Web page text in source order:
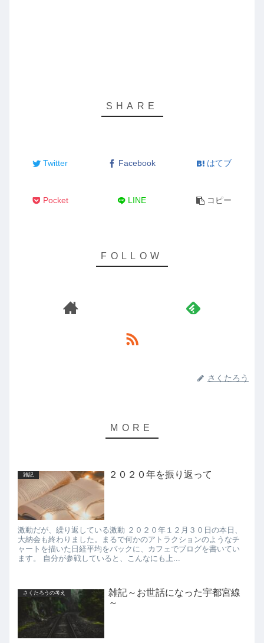
Twitter Facebook はてブ
Pocket LINE コピー
さくたろう
雑記 ２０２０年を振り返って
激動だが、繰り返している激動 ２０２０年１２月３０日の本日、
大納会も終わりました。まるで何かのアトラクションのようなチ
ャートを描いた日経平均をバックに、カフェでブログを書いてい
ます。 自分が参戦していると、こんなにも上...
さくたろうの考え
雑記～お世話になった宇都宮線
～